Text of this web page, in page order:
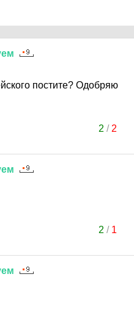
постите? Одобряю
2 / 2
2 / 1